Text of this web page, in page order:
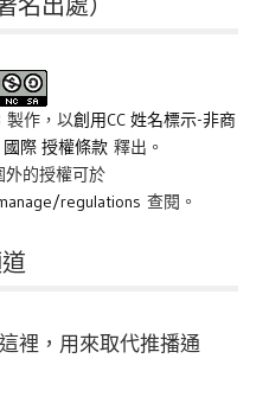
名出處）
製作，以創用CC 姓名標示-非商
際 授權條款 釋出。
外的授權可於
regulations 查閱。
裡，用來取代推播通